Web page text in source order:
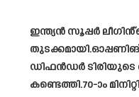
ഇന്ത്യൻ സൂപ്പർ
ഡിഫൻഡർ
കണ്ടെത്തി.70-ാം